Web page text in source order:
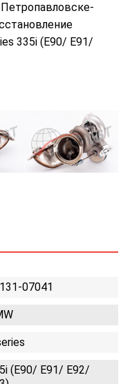
335i (E90/ E91/
07041
(E90/ E91/ E92/